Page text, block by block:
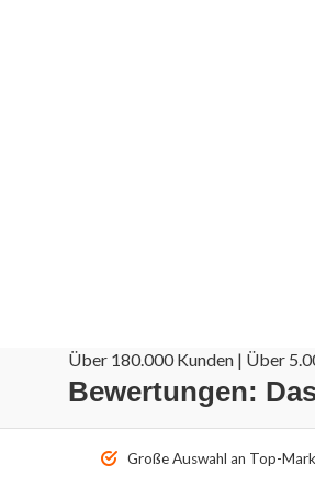
Über 180.000 Kunden | Über
Bewertungen:
Große Auswahl an Top-